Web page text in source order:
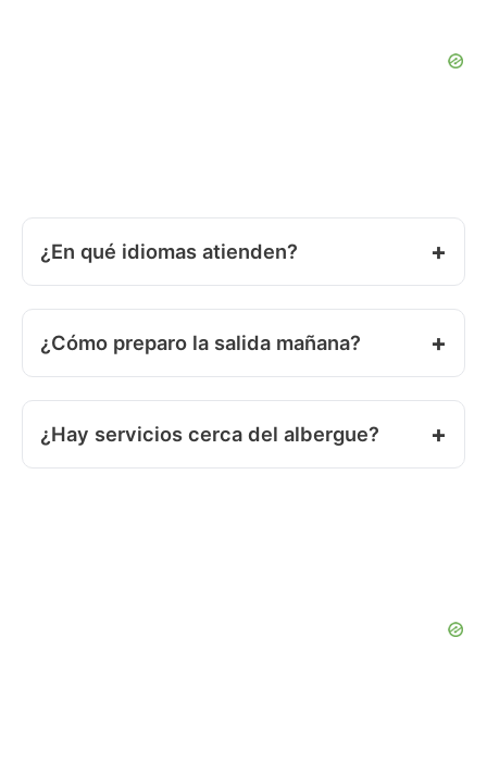
¿En qué idiomas atienden?
¿Cómo preparo la salida mañana?
¿Hay servicios cerca del albergue?